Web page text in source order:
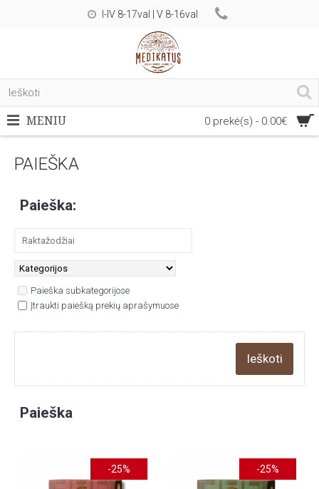
I-IV 8-17val | V 8-16val
0 prekė(s) - 0.00€
MENIU
PAIEŠKA
Paieška:
Paieška subkategorijose
Įtraukti paiešką prekių aprašymuose
Paieška
-25% -25%